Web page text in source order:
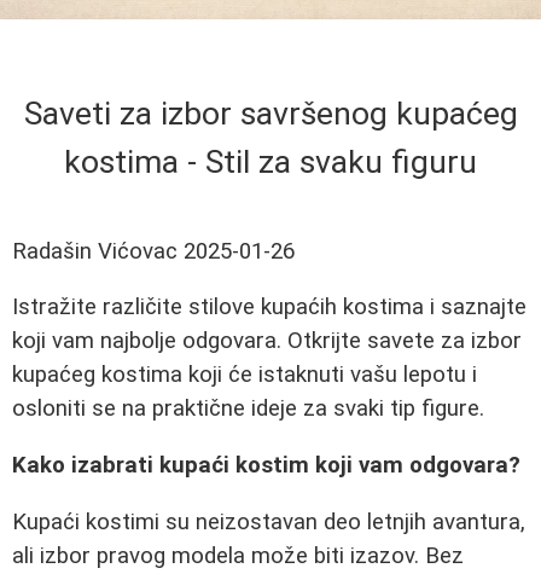
Saveti za izbor savršenog kupaćeg
kostima - Stil za svaku figuru
Radašin Vićovac 2025-01-26
Istražite različite stilove kupaćih kostima i saznajte
koji vam najbolje odgovara. Otkrijte savete za izbor
kupaćeg kostima koji će istaknuti vašu lepotu i
osloniti se na praktične ideje za svaki tip figure.
Kako izabrati kupaći kostim koji vam odgovara?
Kupaći kostimi su neizostavan deo letnjih avantura,
ali izbor pravog modela može biti izazov. Bez